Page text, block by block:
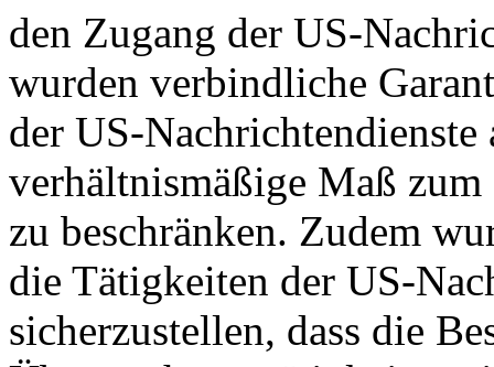
den Zugang der US-
wurden verbindliche
der US-
verhältnismäßige Maß
zu beschränken. Zudem
die Tätigkeiten der US-
sicherzustellen, dass die